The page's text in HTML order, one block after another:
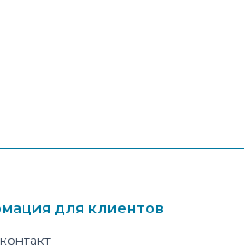
для клиентов